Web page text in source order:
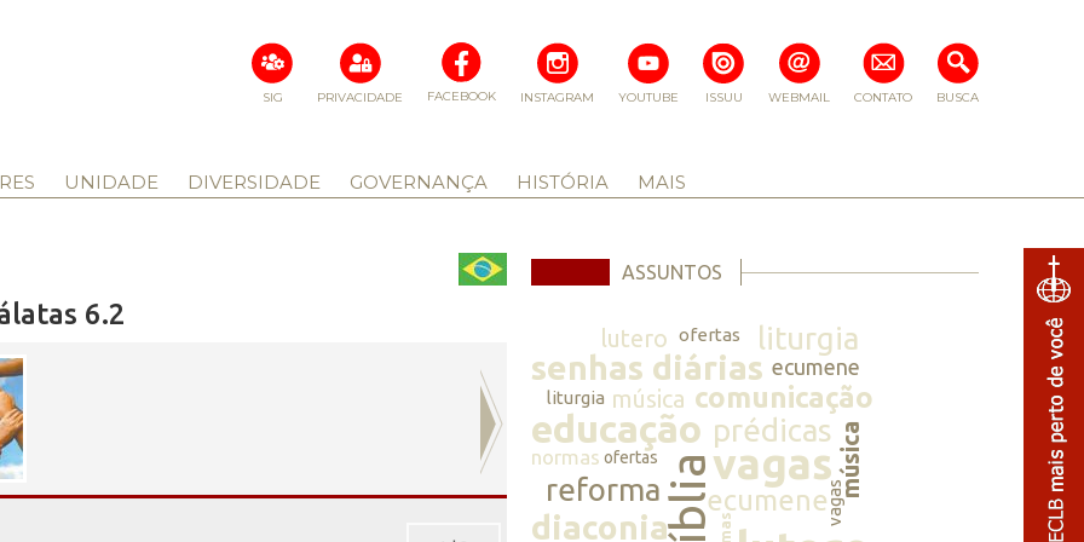
BUSCA
CONTATO
WEBMAIL
ISSUU
YOUTUBE
INSTAGRAM
FACEBOOK
PRIVACIDADE
SIG
UNIDADE DIVERSIDADE GOVERNANÇA HISTÓRIA MAIS
6.2
ASSUNTOS
lutero ofertas liturgia
senhas diárias ecumene
liturgia música comunicação
educação prédicasmúsica
normas ofertasbíbliavagas
reforma
diaconia
ecumenevagas